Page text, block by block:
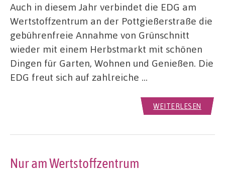
Auch in diesem Jahr verbindet die EDG am
Wertstoffzentrum an der Pottgießerstraße die
gebührenfreie Annahme von Grünschnitt
wieder mit einem Herbstmarkt mit schönen
Dingen für Garten, Wohnen und Genießen. Die
EDG freut sich auf zahlreiche …
WEITERLESEN
Nur am Wertstoffzentrum